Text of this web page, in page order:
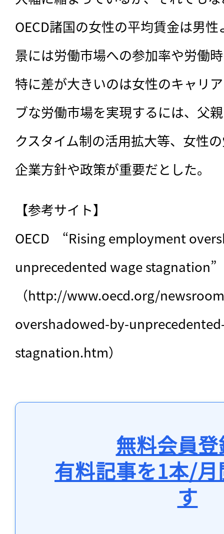
OECD諸国の女性の平均賃金は男
景には労働市場への参加率や労働
特に差が大きいのは女性のキャリ
ブな労働市場を実現するには、父
クスタイム制の活用拡大等、女性
企業方針や政策が重要だとした。
【参考サイト】
OECD　“Rising employment
unprecedented wage stagnation”
（http://www.oecd.org/
overshadowed-by-
stagnation.htm）
無料会員
有料記事を1本/
す